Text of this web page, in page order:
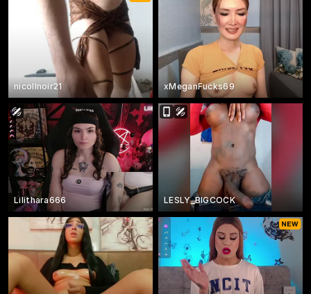
nicollnoir21 xMeganFucks69
Lilithara666 LESLY_BIGCOCK